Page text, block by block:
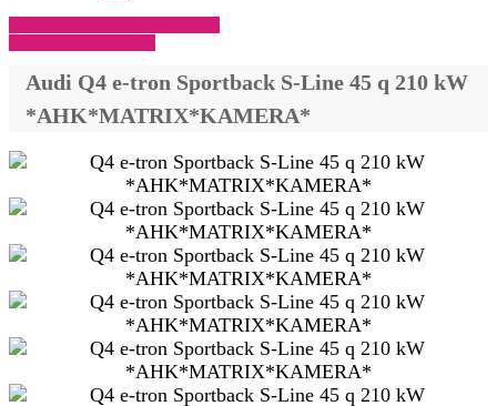
Audi Q4 e-tron Sportback S-Line 45 q 210 kW
*AHK*MATRIX*KAMERA*